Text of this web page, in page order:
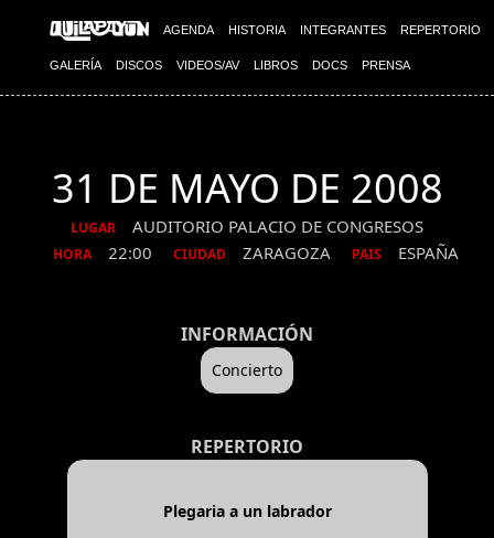
AGENDA HISTORIA INTEGRANTES REPERTORIO
GALERÍA DISCOS VIDEOS/AV LIBROS DOCS PRENSA
31 DE MAYO DE 2008
LUGAR AUDITORIO PALACIO DE CONGRESOS
HORA 22:00 CIUDAD ZARAGOZA PAIS ESPAÑA
INFORMACIÓN
Concierto
REPERTORIO
Plegaria a un labrador